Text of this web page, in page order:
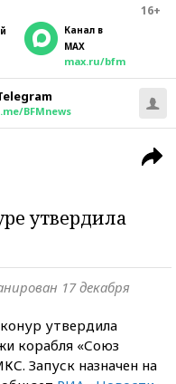
16+
Канал в
MAX
max.ru/bfm
BFMnews
утвердила
17 декабря
утвердила
корабля «Союз
Запуск назначен на